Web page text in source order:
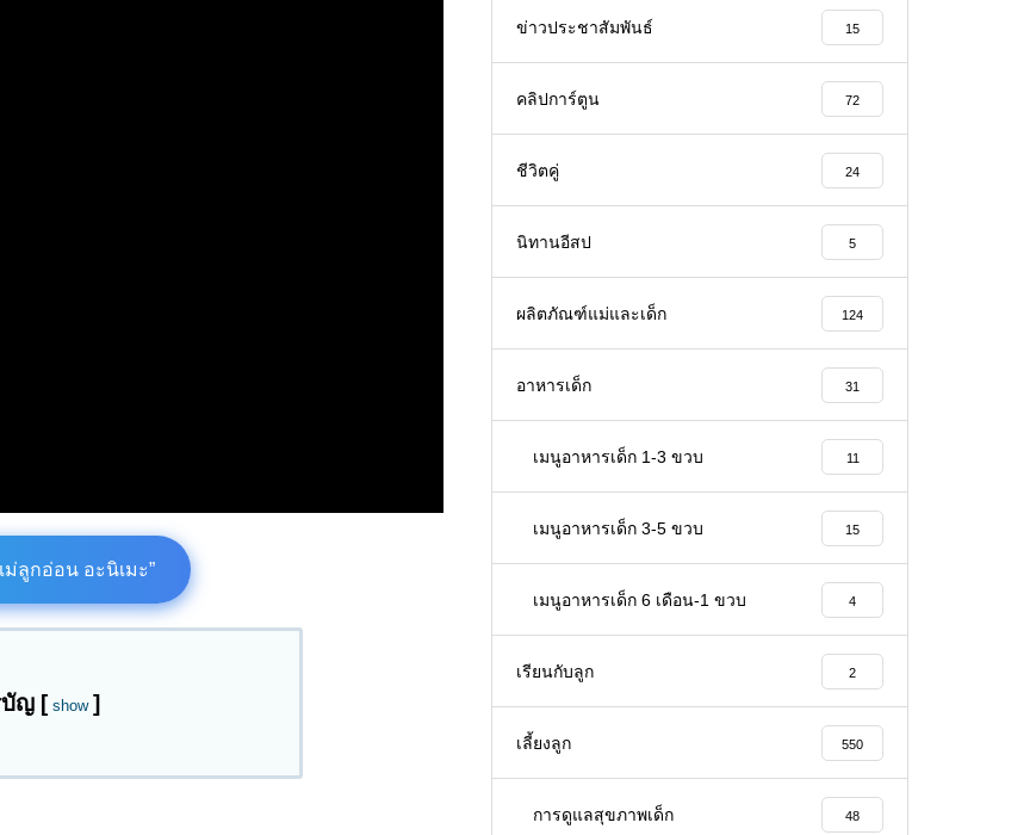
ลูกอ่อน อะนิเมะ”
บัญ [ show ]
ข่าวประชาสัมพันธ์ 15
คลิปการ์ตูน 72
ชีวิตคู่ 24
นิทานอีสป 5
ผลิตภัณฑ์แม่และเด็ก 124
อาหารเด็ก 31
เมนูอาหารเด็ก 1-3 ขวบ 11
เมนูอาหารเด็ก 3-5 ขวบ 15
เมนูอาหารเด็ก 6 เดือน-1 ขวบ 4
เรียนกับลูก 2
เลี้ยงลูก 550
การดูแลสุขภาพเด็ก 48